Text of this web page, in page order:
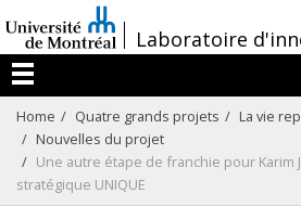
au
contenu
/Laboratoire
Menu
Home Quatre grands projets
La vie
Nouvelles du projet
Une autre étape de franchie pour
stratégique UNIQUE